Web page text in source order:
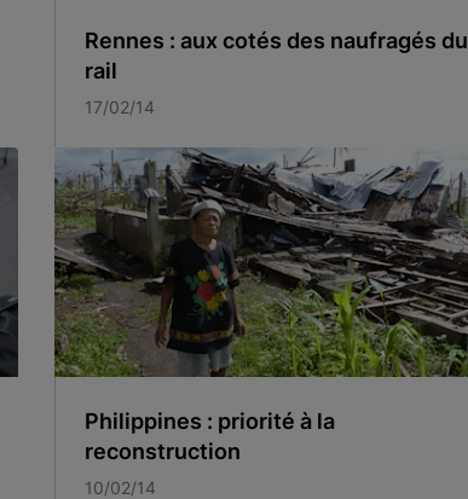
Rennes : aux cotés des naufragés du
rail
17/02/14
Philippines : priorité à la
reconstruction
10/02/14